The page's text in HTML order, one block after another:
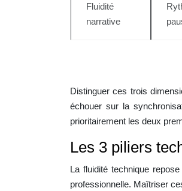
Fluidité
narrative
Distinguer ces trois
échouer sur la
prioritairement les deux
Les 3 piliers
La fluidité technique
professionnelle. Maîtriser